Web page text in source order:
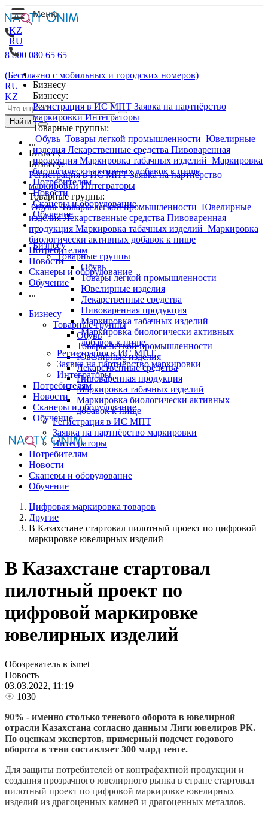
KZ
RU
...
Бизнесу
Бизнесу:
Регистрация в ИС МПТ Заявка на партнёрство
маркировкиИнтеграторы
Товарные группы:
Обувь Товары легкой промышленности Ювелирные
изделия Лекарственные средства Пивоваренная
продукция Маркировка табачных изделий Маркировка
биологически активных добавок к пище
Потребителям
Новости
Сканеры и оборудование
Обучение
...
Бизнесу
Товарные группы
Обувь
Товары легкой промышленности
Ювелирные изделия
Лекарственные средства
Пивоваренная продукция
Маркировка табачных изделий
Маркировка биологически активных
добавок к пище
Регистрация в ИС МПТ
Заявка на партнёрство маркировки
Интеграторы
Потребителям
Новости
Сканеры и оборудование
Обучение
8 800 080 65 65
(Бесплатно с мобильных и городских номеров)
RU
KZ
Найти
...
Бизнесу
Бизнесу:
Регистрация в ИС МПТЗаявка на партнёрство
маркировкиИнтеграторы
Товарные группы:
ОбувьТовары легкой промышленности Ювелирные
изделияЛекарственные средства Пивоваренная
продукция Маркировка табачных изделий Маркировка
биологически активных добавок к пище
Потребителям
Новости
Сканеры и оборудование
Обучение
...
Бизнесу
Товарные группы
Обувь
Товары легкой промышленности
Ювелирные изделия
Лекарственные средства
Пивоваренная продукция
Маркировка табачных изделий
Маркировка биологически активных
добавок к пище
Регистрация в ИС МПТ
Заявка на партнёрство маркировки
Интеграторы
Потребителям
Новости
Сканеры и оборудование
Обучение
Цифровая маркировка товаров
Другие
В Казахстане стартовал пилотный проект по цифровой
маркировке ювелирных изделий
В Казахстане стартовал
пилотный проект по
цифровой маркировке
ювелирных изделий
Обозреватель в ismet
Новость
03.03.2022, 11:19
1030
90% - именно столько теневого оборота в ювелирной
отрасли Казахстана согласно данным Лиги ювелиров РК.
По оценкам экспертов, примерный подсчет годового
оборота в тени составляет 300 млрд тенге.
Для защиты потребителей от контрафактной продукции и
создания прозрачного ювелирного рынка в стране стартовал
пилотный проект по цифровой маркировке ювелирных
изделий из драгоценных камней и драгоценных металлов.